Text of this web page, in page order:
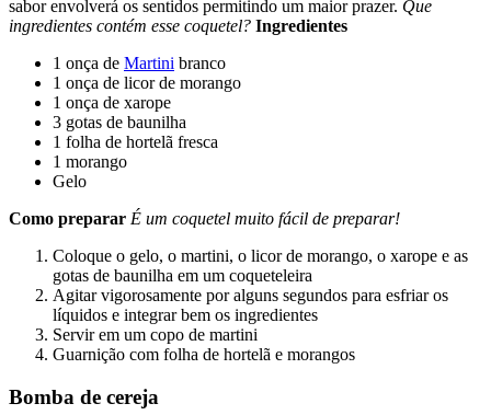
sabor envolverá os sentidos permitindo um maior prazer. Que
ingredientes contém esse coquetel? Ingredientes
1 onça de Martini branco
1 onça de licor de morango
1 onça de xarope
3 gotas de baunilha
1 folha de hortelã fresca
1 morango
Gelo
Como preparar É um coquetel muito fácil de preparar!
Coloque o gelo, o martini, o licor de morango, o xarope e as
gotas de baunilha em um coqueteleira
Agitar vigorosamente por alguns segundos para esfriar os
líquidos e integrar bem os ingredientes
Servir em um copo de martini
Guarnição com folha de hortelã e morangos
Bomba de cereja